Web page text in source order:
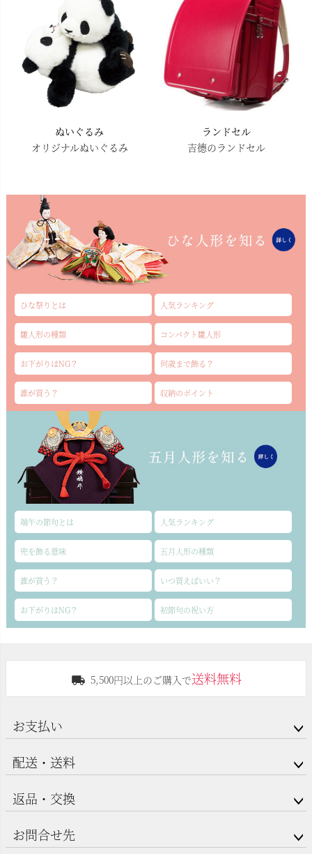
ぬいぐるみ
オリジナルぬいぐるみ
ランドセル
吉德のランドセル
ひな祭りとは 人気ランキング
雛人形の種類 コンパクト雛人形
お下がりはNG？ 何歳まで飾る？
誰が買う？ 収納のポイント
端午の節句とは 人気ランキング
兜を飾る意味 五月人形の種類
誰が買う？ いつ買えばいい？
お下がりはNG？ 初節句の祝い方
5,500円以上のご購入で送料無料
お支払い
配送・送料
返品・交換
お問合せ先